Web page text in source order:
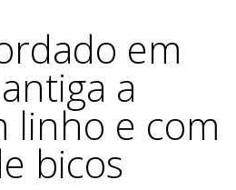
em
a
linho e com
bicos